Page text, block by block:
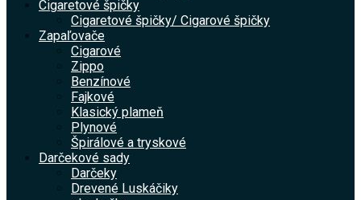
Cigaretové špičky
Cigaretové špičky/ Cigarové špičky
Zapaľovače
Cigarové
Zippo
Benzínové
Fajkové
Klasický plameň
Plynové
Špirálové a tryskové
Darčekové sady
Darčeky
Drevené Luskáčiky